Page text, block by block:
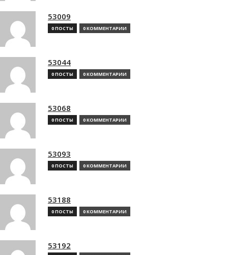
53009
0 ПОСТЫ 0 КОММЕНТАРИИ
53044
0 ПОСТЫ 0 КОММЕНТАРИИ
53068
0 ПОСТЫ 0 КОММЕНТАРИИ
53093
0 ПОСТЫ 0 КОММЕНТАРИИ
53188
0 ПОСТЫ 0 КОММЕНТАРИИ
53192